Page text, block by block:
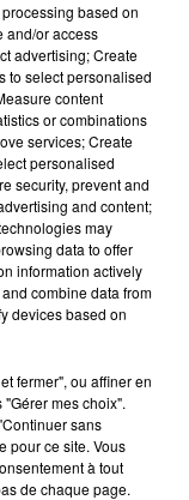
DU
based on
and/or access
advertising; Create
to select personalised
content
or combinations
services; Create
personalised
security, prevent and
and content;
may
data to offer
information actively
combine data from
devices based on
fermer", ou affiner en
mes choix".
sans
pour ce site. Vous
à tout
de chaque page.